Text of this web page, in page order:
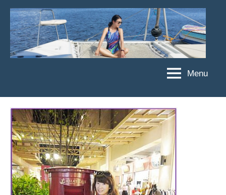
Skip
content
菲
亞
娃
JEFFIA
FANG
亞
娃
粉
絲
團、
主
題
Menu